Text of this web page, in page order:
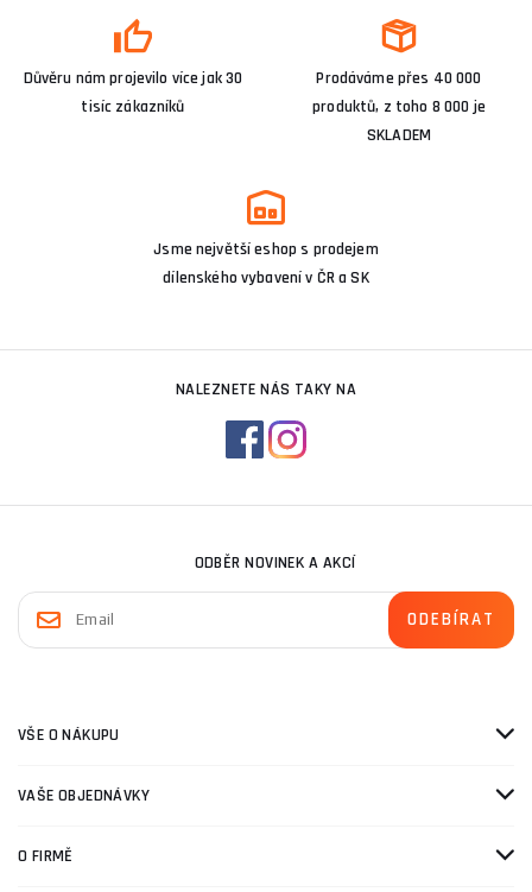
Důvěru nám projevilo více jak 30
tisíc zákazníků
Prodáváme přes 40 000
produktů, z toho 8 000 je
SKLADEM
Jsme největší eshop s prodejem
dílenského vybavení v ČR a SK
NALEZNETE NÁS TAKY NA
ODBĚR NOVINEK A AKCÍ
VŠE O NÁKUPU
VAŠE OBJEDNÁVKY
O FIRMĚ